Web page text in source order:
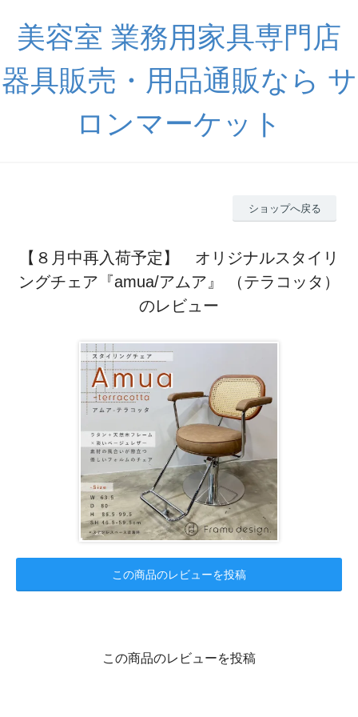
美容室 業務用家具専門店
器具販売・用品通販なら サ
ロンマーケット
ショップへ戻る
【８月中再入荷予定】 オリジナルスタイリ
ングチェア『amua/アムア』 （テラコッタ）
のレビュー
この商品のレビューを投稿
この商品のレビューを投稿